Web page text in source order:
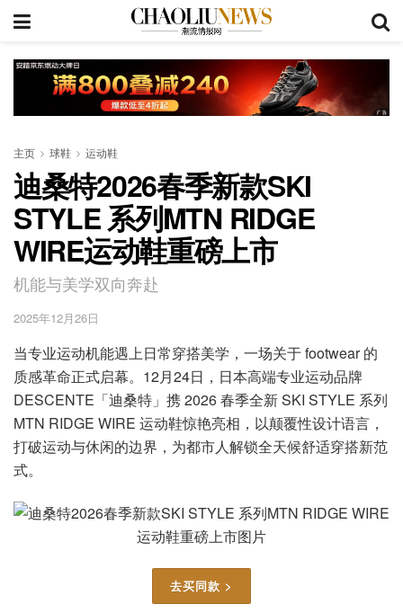
主页 球鞋 运动鞋
迪桑特2026春季新款SKI
STYLE 系列MTN RIDGE
WIRE运动鞋重磅上市
机能与美学双向奔赴
2025年12月26日
当专业运动机能遇上日常穿搭美学，一场关于 footwear 的
质感革命正式启幕。12月24日，日本高端专业运动品牌
DESCENTE「迪桑特」携 2026 春季全新 SKI STYLE 系列
MTN RIDGE WIRE 运动鞋惊艳亮相，以颠覆性设计语言，
打破运动与休闲的边界，为都市人解锁全天候舒适穿搭新范
式。
去买同款 >